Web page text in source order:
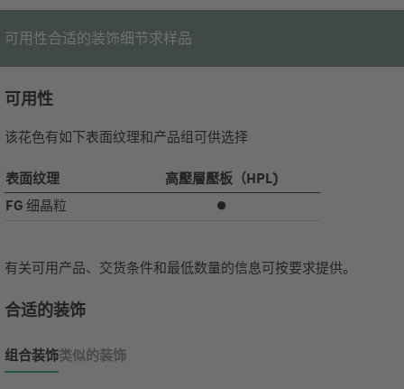
可用性合适的装饰细节求样品
可用性
该花色有如下表面纹理和产品组可供选择
表面纹理
高壓層壓板（HPL)
FG 细晶粒 ⏺
有关可用产品、交货条件和最低数量的信息可按要求提供。
合适的装饰
组合装饰类似的装饰